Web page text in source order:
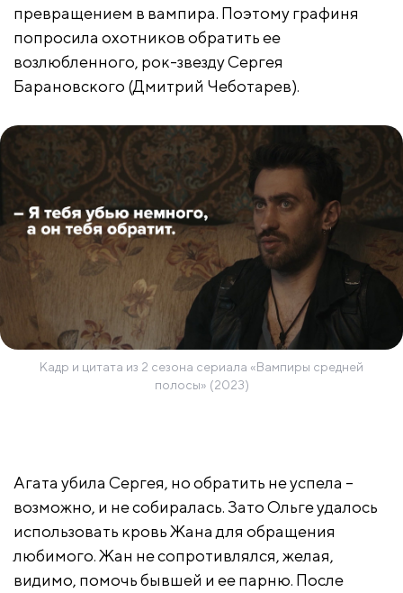
превращением в вампира. Поэтому графиня
попросила охотников обратить ее
возлюбленного, рок-звезду Сергея
Барановского (Дмитрий Чеботарев).
Кадр и цитата из 2 сезона сериала «Вампиры средней
полосы» (2023)
Агата убила Сергея, но обратить не успела –
возможно, и не собиралась. Зато Ольге удалось
использовать кровь Жана для обращения
любимого. Жан не сопротивлялся, желая,
видимо, помочь бывшей и ее парню. После